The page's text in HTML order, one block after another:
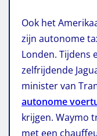
Ook het
zijn autonome
Londen. Tijdens
zelfrijdende
minister van
autonome
krijgen. Waymo
met een